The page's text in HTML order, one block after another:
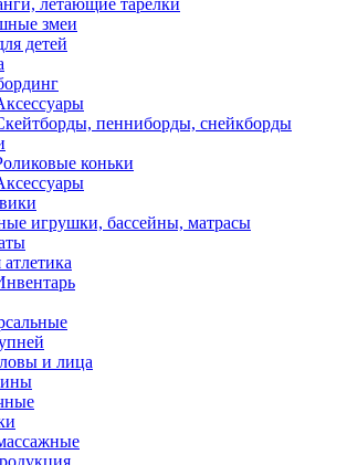
летающие тарелки
змеи
детей
пенниборды, снейкборды
коньки
игрушки, бассейны, матрасы
и лица